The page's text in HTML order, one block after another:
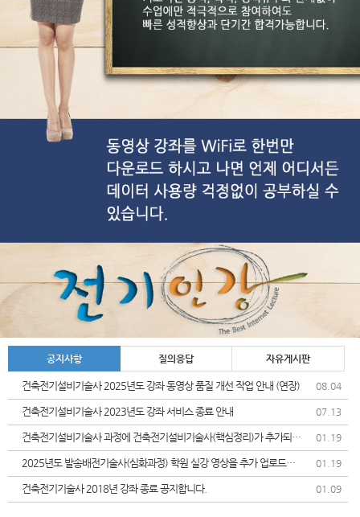
공지사항 질의응답 자유게시판
건축전기설비기술사 2025년도 강좌 동영상 품질 개선 작업 안내 (연장) 08.04
건축전기설비기술사 2023년도 강좌 서비스 종료 안내 07.13
건축전기설비기술사 과정에 건축전기설비기술사(핵심정리)가 추가되었
습니다.
01.19
2025년도 발송배전기술사(심화과정) 학원 실강 영상을 추가 업로드및
가격인상 안내드립니다.
01.19
건축전기기술사 2018년 강좌 종료 공지합니다. 01.09